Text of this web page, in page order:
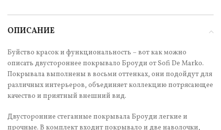
ОПИСАНИЕ
Буйство красок и функциональность – вот как можно
описать двустороннее покрывало Броуди от Sofi De Marko.
Покрывала выполнены в восьми оттенках, они подойдут для
различных интерьеров, объединяет коллекцию потрясающее
качество и приятный внешний вид.
Двусторонние стеганные покрывала Броуди легкие и
прочные. В комплект входит покрывало и две наволочки,